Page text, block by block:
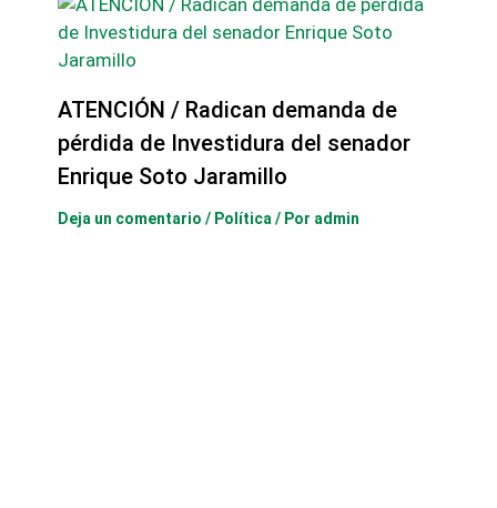
ATENCIÓN / Radican demanda de
pérdida de Investidura del senador
Enrique Soto Jaramillo
Deja un comentario / Política/ Por admin